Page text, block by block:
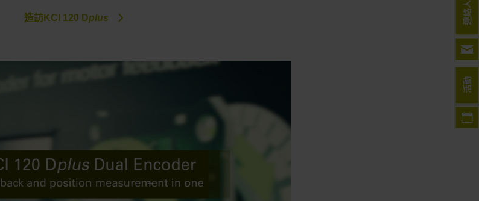
造訪KCI 120 Dplus
活動
連絡人